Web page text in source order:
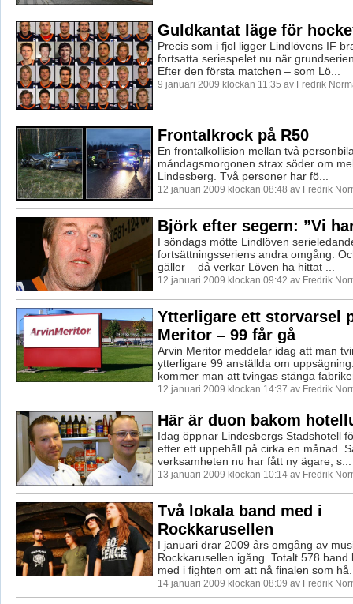
Guldkantat läge för
Precis som i fjol ligger Lindlövens IF
fortsatta seriespelet nu när
Efter den första matchen – som Lö...
9 januari 2009 klockan 11:35 av Fredrik
Frontalkrock på R50
En frontalkollision mellan två
måndagsmorgonen strax söder om
Lindesberg. Två personer har fö...
12 januari 2009 klockan 08:48 av Fredrik
Björk efter segern: ”Vi
I söndags mötte Lindlöven
fortsättningsseriens andra omgång.
gäller – då verkar Löven ha hittat ...
12 januari 2009 klockan 09:42 av Fredrik
Ytterligare ett storvarsel
Meritor – 99 får gå
Arvin Meritor meddelar idag att man
ytterligare 99 anställda om
kommer man att tvingas stänga
12 januari 2009 klockan 14:37 av Fredrik
Här är duon bakom
Idag öppnar Lindesbergs Stadshotell
efter ett uppehåll på cirka en månad.
verksamheten nu har fått ny ägare, s...
13 januari 2009 klockan 10:14 av Fredrik
Två lokala band med i
Rockkarusellen
I januari drar 2009 års omgång av
Rockkarusellen igång. Totalt 578
med i fighten om att nå finalen som
14 januari 2009 klockan 08:09 av Fredrik